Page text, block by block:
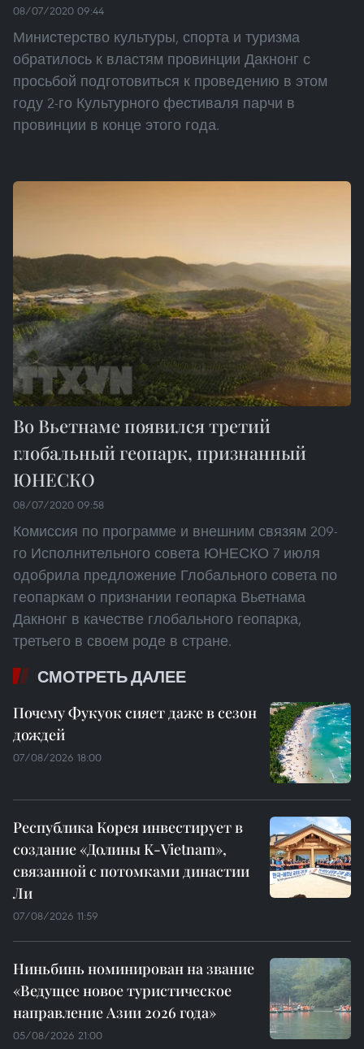
08/07/2020 09:44
Министерство культуры, спорта и туризма
обратилось к властям провинции Дакнонг с
просьбой подготовиться к проведению в этом
году 2-го Культурного фестиваля парчи в
провинции в конце этого года.
Во Вьетнаме появился третий
глобальный геопарк, признанный
ЮНЕСКО
08/07/2020 09:58
Комиссия по программе и внешним связям 209-
го Исполнительного совета ЮНЕСКО 7 июля
одобрила предложение Глобального совета по
геопаркам о признании геопарка Вьетнама
Дакнонг в качестве глобального геопарка,
третьего в своем роде в стране.
СМОТРЕТЬ ДАЛЕЕ
Почему Фукуок сияет даже в сезон
дождей
07/08/2026 18:00
Республика Корея инвестирует в
создание «Долины K-Vietnam»,
связанной с потомками династии
Ли
07/08/2026 11:59
Ниньбинь номинирован на звание
«Ведущее новое туристическое
направление Азии 2026 года»
05/08/2026 21:00